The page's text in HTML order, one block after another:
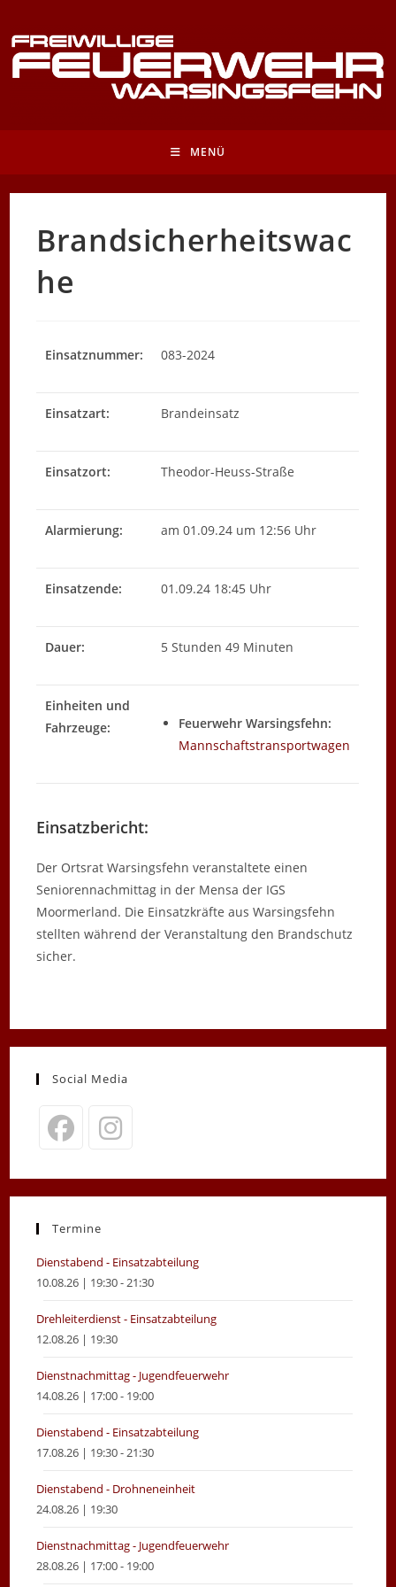
Inhalt
springen
MENÜ
Brandsicherheitswac
he
Einsatznummer: 083-2024
Einsatzart: Brandeinsatz
Einsatzort: Theodor-Heuss-Straße
Alarmierung: am 01.09.24 um 12:56 Uhr
Einsatzende: 01.09.24 18:45 Uhr
Dauer: 5 Stunden 49 Minuten
Einheiten und
Fahrzeuge:
Feuerwehr Warsingsfehn:
Mannschaftstransportwagen
Einsatzbericht:
Der Ortsrat Warsingsfehn veranstaltete einen
Seniorennachmittag in der Mensa der IGS
Moormerland. Die Einsatzkräfte aus Warsingsfehn
stellten während der Veranstaltung den Brandschutz
sicher.
Social Media
in
new
in
new
Termine
Dienstabend - Einsatzabteilung
10.08.26 | 19:30 - 21:30
Drehleiterdienst - Einsatzabteilung
12.08.26 | 19:30
Dienstnachmittag - Jugendfeuerwehr
14.08.26 | 17:00 - 19:00
Dienstabend - Einsatzabteilung
17.08.26 | 19:30 - 21:30
Dienstabend - Drohneneinheit
24.08.26 | 19:30
Dienstnachmittag - Jugendfeuerwehr
28.08.26 | 17:00 - 19:00